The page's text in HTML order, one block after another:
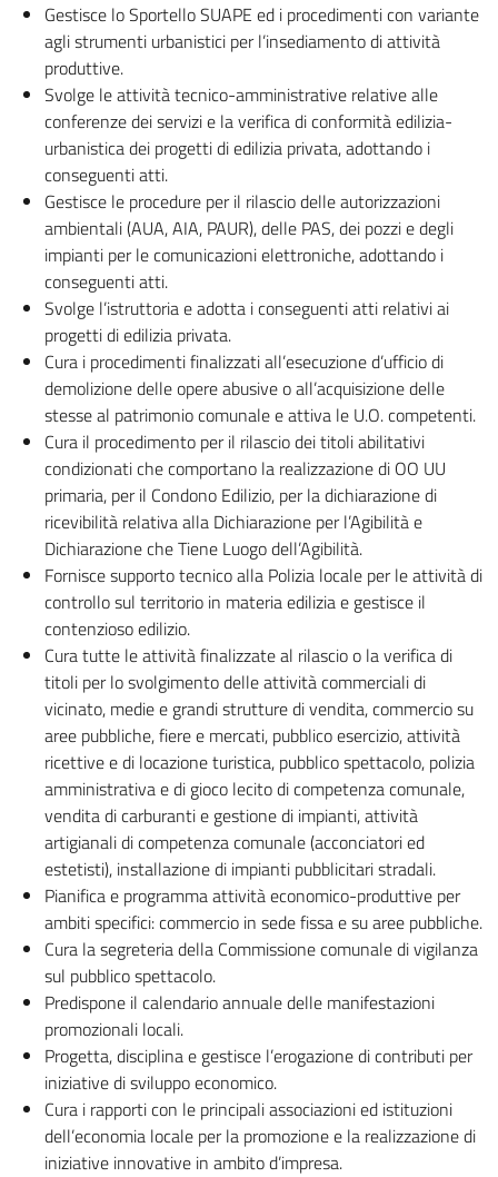
Gestisce lo Sportello SUAPE ed i procedimenti con variante
agli strumenti urbanistici per l’insediamento di attività
produttive.
Svolge le attività tecnico-amministrative relative alle
conferenze dei servizi e la verifica di conformità edilizia-
urbanistica dei progetti di edilizia privata, adottando i
conseguenti atti.
Gestisce le procedure per il rilascio delle autorizzazioni
ambientali (AUA, AIA, PAUR), delle PAS, dei pozzi e degli
impianti per le comunicazioni elettroniche, adottando i
conseguenti atti.
Svolge l’istruttoria e adotta i conseguenti atti relativi ai
progetti di edilizia privata.
Cura i procedimenti finalizzati all’esecuzione d’ufficio di
demolizione delle opere abusive o all’acquisizione delle
stesse al patrimonio comunale e attiva le U.O. competenti.
Cura il procedimento per il rilascio dei titoli abilitativi
condizionati che comportano la realizzazione di OO UU
primaria, per il Condono Edilizio, per la dichiarazione di
ricevibilità relativa alla Dichiarazione per l’Agibilità e
Dichiarazione che Tiene Luogo dell’Agibilità.
Fornisce supporto tecnico alla Polizia locale per le attività di
controllo sul territorio in materia edilizia e gestisce il
contenzioso edilizio.
Cura tutte le attività finalizzate al rilascio o la verifica di
titoli per lo svolgimento delle attività commerciali di
vicinato, medie e grandi strutture di vendita, commercio su
aree pubbliche, fiere e mercati, pubblico esercizio, attività
ricettive e di locazione turistica, pubblico spettacolo, polizia
amministrativa e di gioco lecito di competenza comunale,
vendita di carburanti e gestione di impianti, attività
artigianali di competenza comunale (acconciatori ed
estetisti), installazione di impianti pubblicitari stradali.
Pianifica e programma attività economico-produttive per
ambiti specifici: commercio in sede fissa e su aree pubbliche.
Cura la segreteria della Commissione comunale di vigilanza
sul pubblico spettacolo.
Predispone il calendario annuale delle manifestazioni
promozionali locali.
Progetta, disciplina e gestisce l’erogazione di contributi per
iniziative di sviluppo economico.
Cura i rapporti con le principali associazioni ed istituzioni
dell’economia locale per la promozione e la realizzazione di
iniziative innovative in ambito d’impresa.